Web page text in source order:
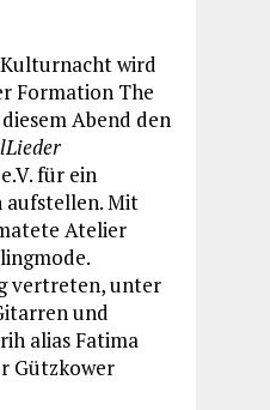
wird
Formation The
Abend den
für ein
aufstellen. Mit
Atelier
vertreten, unter
und
alias Fatima
Gützkower